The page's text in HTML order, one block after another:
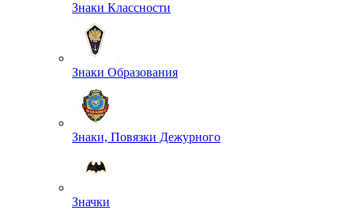
Знаки Классности
Знаки Образования
Знаки, Повязки Дежурного
Значки